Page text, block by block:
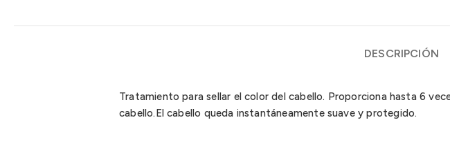
DESCRIPCIÓN
Tratamiento para sellar el color del cabello. Proporciona hasta 6
cabello.El cabello queda instantáneamente suave y protegido.